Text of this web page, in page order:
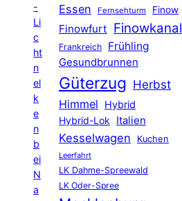
-
Li
c
ht
n
el
k
e
n
b
ei
N
a
Essen Fernsehturm Finow
Finowfurt Finowkanal
Frankreich Frühling
Gesundbrunnen
Güterzug Herbst
Himmel
Hybrid
Hybrid-Lok Italien
Kesselwagen Kuchen
Leerfahrt
LK Dahme-Spreewald
LK Oder-Spree